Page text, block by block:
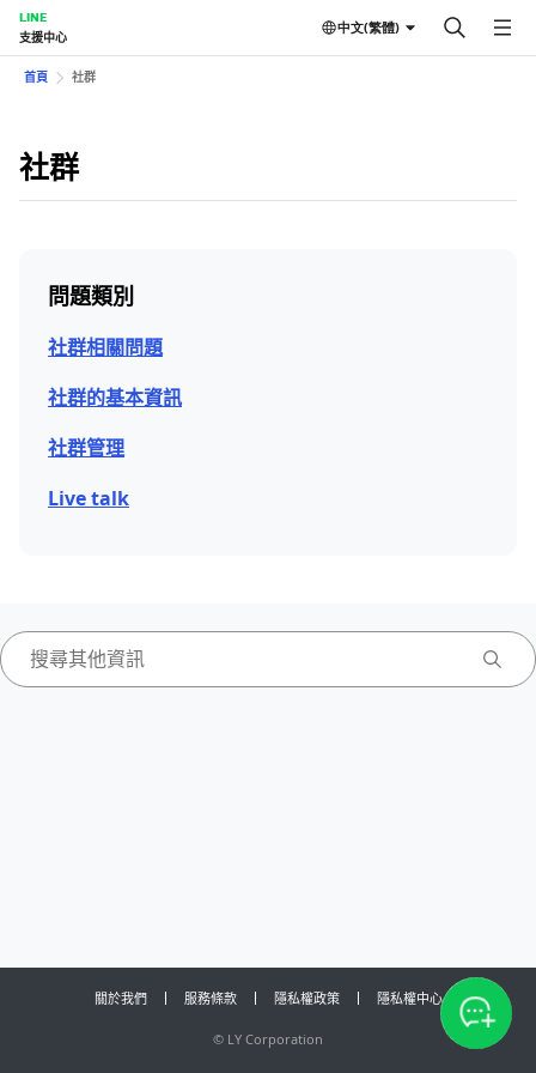
LINE
支援中心
中文(繁體)
首頁 社群
社群
問題類別
社群相關問題
社群的基本資訊
社群管理
Live talk
關於我們 服務條款 隱私權政策 隱私權中心
© LY Corporation